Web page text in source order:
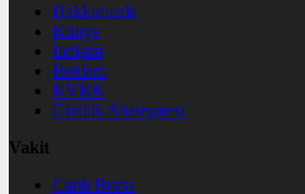
Hakkımızda
Künye
İletişim
Reklam
KVKK
Gizlilik Sözleşmesi
Vakit
Canlı Borsa